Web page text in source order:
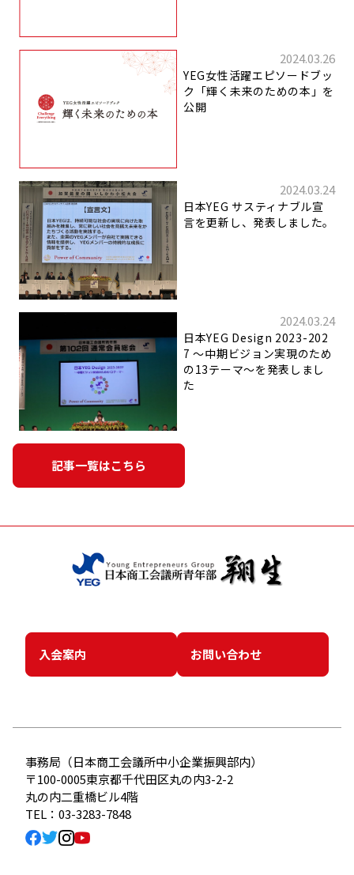
2024.03.26
YEG女性活躍エピソードブッ
ク「輝く未来のための本」を
公開
2024.03.24
日本YEG サスティナブル宣
言を更新し、発表しました。
2024.03.24
日本YEG Design 2023-202
7 〜中期ビジョン実現のため
の13テーマ〜を発表しまし
た
記事一覧はこちら
入会案内 お問い合わせ
事務局（日本商工会議所中小企業振興部内）
〒100-0005東京都千代田区丸の内3-2-2
丸の内二重橋ビル4階
TEL：03-3283-7848